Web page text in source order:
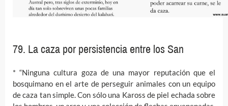
79. La caza por persistencia entre los San
* “Ninguna cultura goza de una mayor reputación que el
bosquimano en el arte de perseguir animales con un equipo
de caza tan simple. Con sólo una Kaross de piel echada sobre